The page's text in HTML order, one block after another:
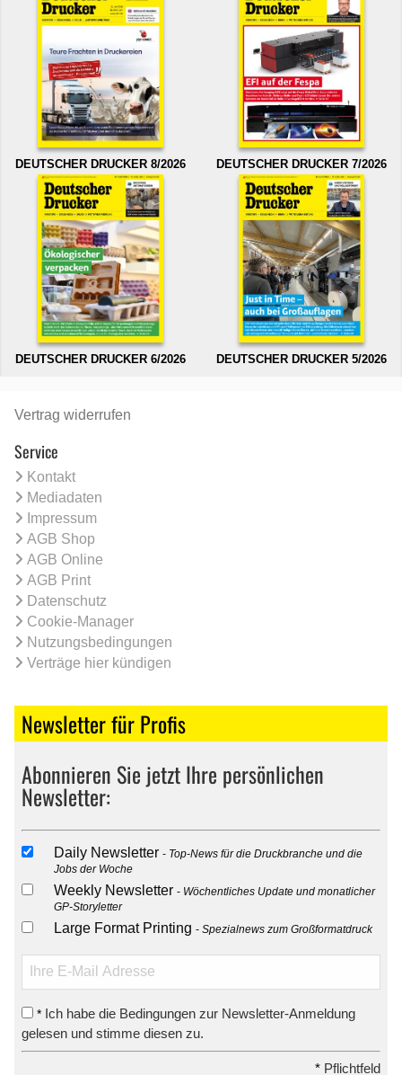
DEUTSCHER DRUCKER 8/2026 DEUTSCHER DRUCKER 7/2026
DEUTSCHER DRUCKER 6/2026 DEUTSCHER DRUCKER 5/2026
Vertrag widerrufen
Service
Kontakt
Mediadaten
Impressum
AGB Shop
AGB Online
AGB Print
Datenschutz
Cookie-Manager
Nutzungsbedingungen
Verträge hier kündigen
Newsletter für Profis
Abonnieren Sie jetzt Ihre persönlichen
Newsletter:
Daily Newsletter
Top-News für die Druckbranche und die
Jobs der Woche
Weekly Newsletter
Wöchentliches Update und monatlicher
GP-Storyletter
Large Format Printing Spezialnews zum Großformatdruck
* Ich habe die Bedingungen zur Newsletter-Anmeldung
gelesen und stimme diesen zu.
* Pflichtfeld